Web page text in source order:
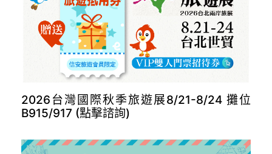
長榮德里開航(點擊諮詢)